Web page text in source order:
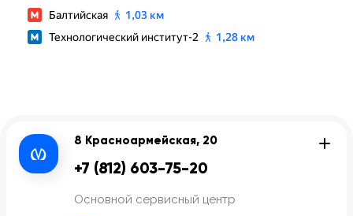
8 Красноармейская, 20
+7 (812) 603-75-20
Основной сервисный центр